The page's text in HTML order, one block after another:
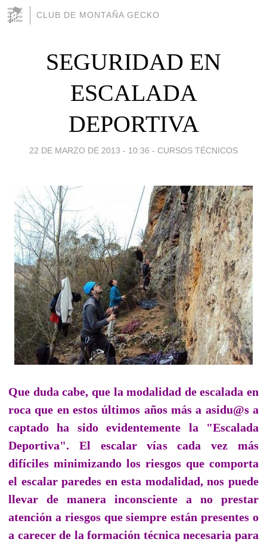
CLUB DE MONTAÑA GECKO
SEGURIDAD EN
ESCALADA
DEPORTIVA
22 DE MARZO DE 2013 - 10:36 - CURSOS TÉCNICOS
Que duda cabe, que la modalidad de escalada en
roca que en estos últimos años más a asidu@s a
captado ha sido evidentemente la "Escalada
Deportiva". El escalar vías cada vez más
difíciles minimizando los riesgos que comporta
el escalar paredes en esta modalidad, nos puede
llevar de manera inconsciente a no prestar
atención a riesgos que siempre están presentes o
a carecer de la formación técnica necesaria para